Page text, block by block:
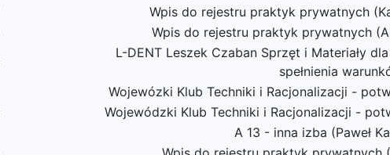
Wpis do rejestru praktyk prywatnych
Wpis do rejestru praktyk prywatnych
L-DENT Leszek Czaban Sprzęt i Materiały
spełnienia
Wojewózki Klub Techniki i Racjonalizacji -
Wojewódzki Klub Techniki i Racjonalizacji -
A 13 - inna izba (Paweł